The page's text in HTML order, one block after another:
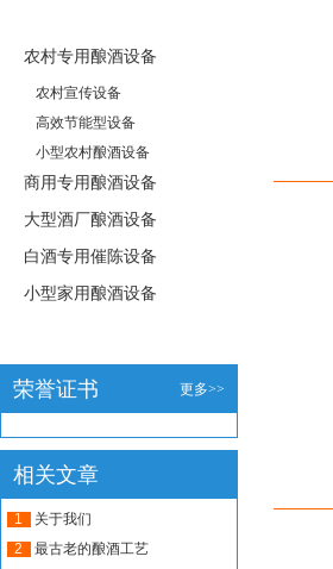
农村专用酿酒设备
农村宣传设备
高效节能型设备
小型农村酿酒设备
商用专用酿酒设备
大型酒厂酿酒设备
白酒专用催陈设备
小型家用酿酒设备
更多>>
荣誉证书
相关文章
1
关于我们
2
最古老的酿酒工艺